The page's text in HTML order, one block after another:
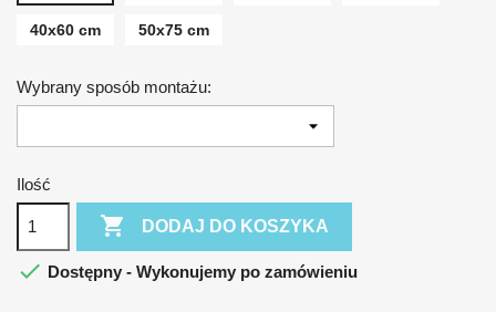
40x60 cm 50x75 cm
Wybrany sposób montażu:
Ilość
 DODAJ DO KOSZYKA
 Dostępny - Wykonujemy po zamówieniu